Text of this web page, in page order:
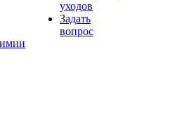
уходов
Задать
вопрос